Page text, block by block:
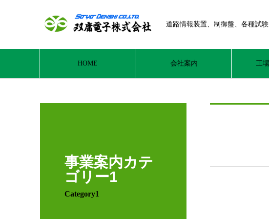
道路情報装置、制御盤、各種試
HOME 会社案内 工
事業案内カテ
ゴリー1
Category1